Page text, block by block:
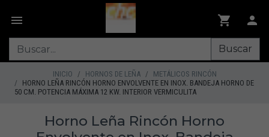
Buscar
INICIO HORNOS DE LEÑA
METÁLICOS RINCÓN
HORNO LEÑA RINCÓN HORNO ENVOLVENTE EN INOX. BANDEJA HORNO DE
50 CM. POTENCIA MÁXIMA 12 KW. INTERIOR VERMICULITA
Horno Leña Rincón Horno